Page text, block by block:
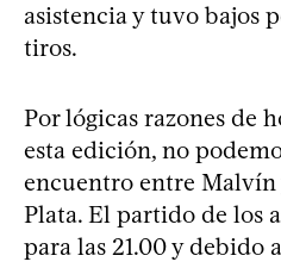
asistencia y tuvo bajos
tiros.
Por lógicas razones de
esta edición, no
encuentro entre
Plata. El partido de los
para las 21.00 y debido